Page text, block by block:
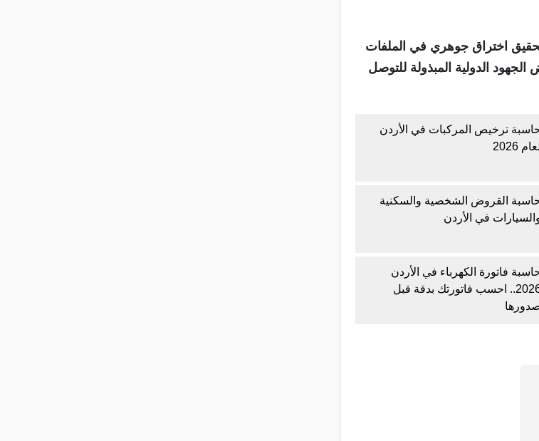
اختراق جوهري في الملفات
الدولية المبذولة للتوصل
ترخيص المركبات في الأردن
2026
القروض الشخصية والسكنية
في الأردن
فاتورة الكهرباء في الأردن
2026.. احسب فاتورتك بدقة قبل